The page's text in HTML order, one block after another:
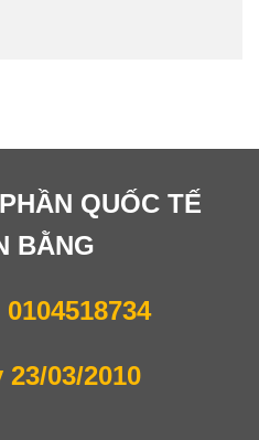
QUỐC TẾ
BẰNG
03/2010